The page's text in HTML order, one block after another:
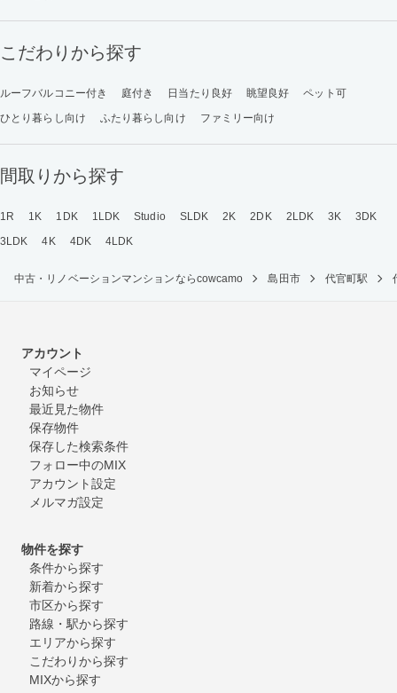
こだわりから探す
ルーフバルコニー付き 庭付き 日当たり良好 眺望良好
ペット可
ひとり暮らし向け
ふたり暮らし向け ファミリー向け
間取りから探す
1R 1K 1DK 1LDK Studio SLDK 2K 2DK 2LDK 3K
3DK
3LDK
4K 4DK 4LDK
中古・リノベーションマンションならcowcamo 島田市 代官町駅
アカウント
マイページ
お知らせ
最近見た物件
保存物件
保存した検索条件
フォロー中のMIX
アカウント設定
メルマガ設定
物件を探す
条件から探す
新着から探す
市区から探す
路線・駅から探す
エリアから探す
こだわりから探す
MIXから探す